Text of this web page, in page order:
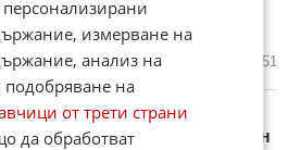
под рекордно ниското си
от 2018 година
вчера в 11:33 ч. 1 451
доставиха на Индия 3,6
тона втечнен природен
измерване на
анализ на
подобряване на
от трети страни
да обработват